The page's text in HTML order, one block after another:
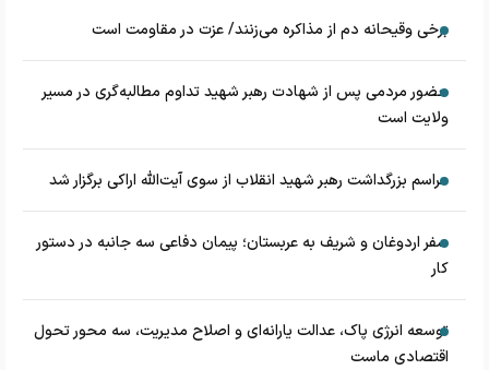
برخی وقیحانه دم از مذاکره می‌زنند/ عزت در مقاومت است
حضور مردمی پس از شهادت رهبر شهید تداوم مطالبه‌گری در مسیر
ولایت است
مراسم بزرگداشت رهبر شهید انقلاب از سوی آیت‌الله اراکی برگزار شد
سفر اردوغان و شریف به عربستان؛ پیمان دفاعی سه جانبه در دستور
کار
توسعه انرژی پاک، عدالت یارانه‌ای و اصلاح مدیریت، سه محور تحول
اقتصادی ماست